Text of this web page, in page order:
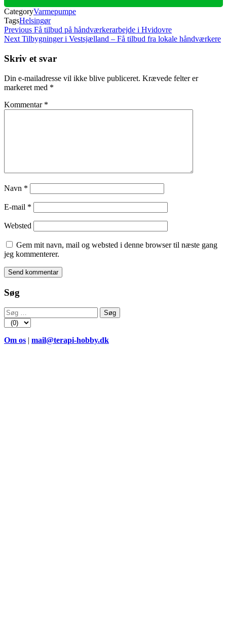
CategoryVarmepumpe
TagsHelsingør
Indlægsnavigation
Previous
Post
Previous Få tilbud på håndværkerarbejde i Hvidovre
Next
Next Tilbygninger i Vestsjælland – Få tilbud fra lokale håndværkere
Skriv et svar
Din e-mailadresse vil ikke blive publiceret. Krævede felter er
markeret med *
Kommentar *
Navn *
E-mail *
Websted
Gem mit navn, mail og websted i denne browser til næste gang
jeg kommenterer.
Søg
Søg
efter:
Om os | mail@terapi-hobby.dk